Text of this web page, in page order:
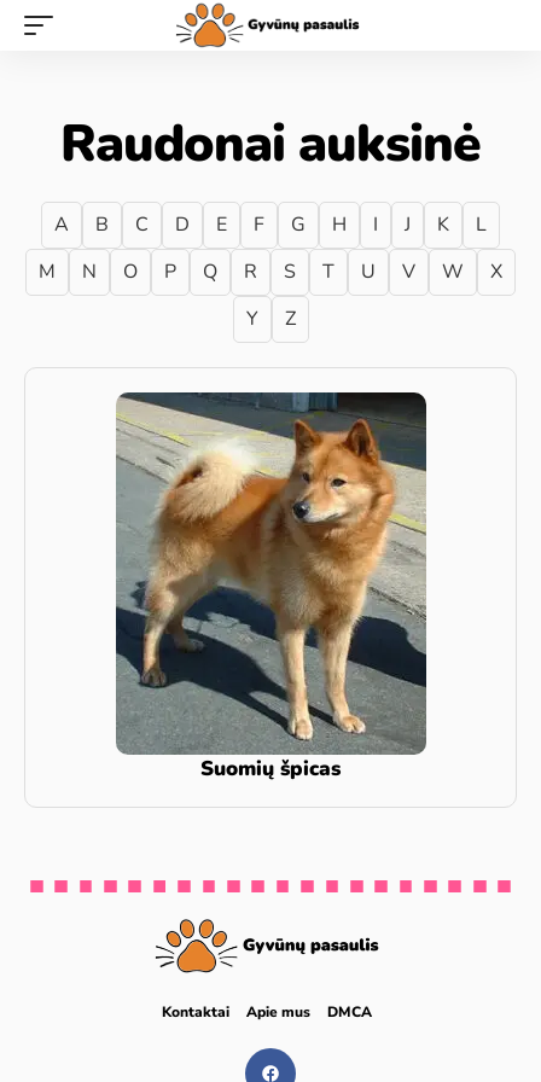
Raudonai auksinė
A B C D E F G H I J K
L
M
N O P Q R S T U V W
X
Y
Z
Suomių špicas
Kontaktai Apie mus DMCA